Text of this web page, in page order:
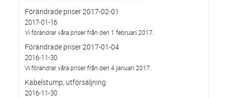
Förändrade priser 2017-02-01
2017-01-16
Vi förändrar våra priser från den 1 februari 2017.
Förändrade priser 2017-01-04
2016-11-30
Vi förändrar våra priser från den 4 januari 2017.
Kabelstump, utförsäljning
2016-11-30